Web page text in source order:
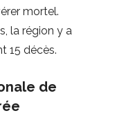
mortel.
la région y a
15 décès.
de